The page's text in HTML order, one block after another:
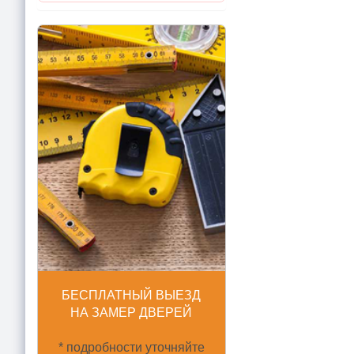
БЕСПЛАТНЫЙ ВЫЕЗД
НА ЗАМЕР ДВЕРЕЙ
* подробности уточняйте